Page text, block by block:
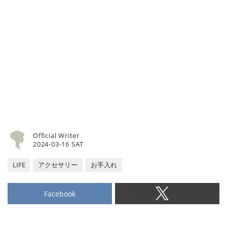
2024-03-16 SAT
Official Writer
LIFE アクセサリー お手入れ
Facebook